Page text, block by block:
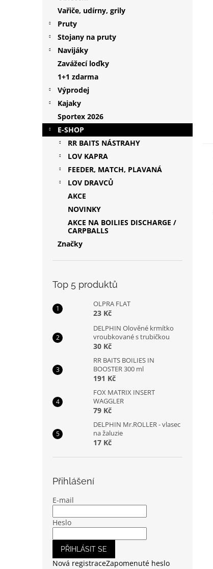
Vařiče, udírny, grily
Pruty
Stojany na pruty
Navijáky
Zavážecí loďky
1+1 zdarma
Výprodej
Kajaky
Sportex 2026
E-SHOP
RR BAITS NÁSTRAHY
LOV KAPRA
FEEDER, MATCH, PLAVANÁ
LOV DRAVCŮ
AKCE
NOVINKY
AKCE NA BOILIES DISCHARGE /
CARPBALLS
Značky
Top 5 produktů
OLPRA FLAT
23 Kč
DELPHIN Olověné krmítko
vroubkované s trubičkou
30 Kč
RR BAITS BOILIES IN
BOOSTER 300 ml
191 Kč
FOX MATRIX INSERT
WAGGLER
79 Kč
DELPHIN Mr.ROLLER - vlasec
na žaluzie
17 Kč
Přihlášení
E-mail
Heslo
PŘIHLÁSIT SE
Nová registraceZapomenuté heslo